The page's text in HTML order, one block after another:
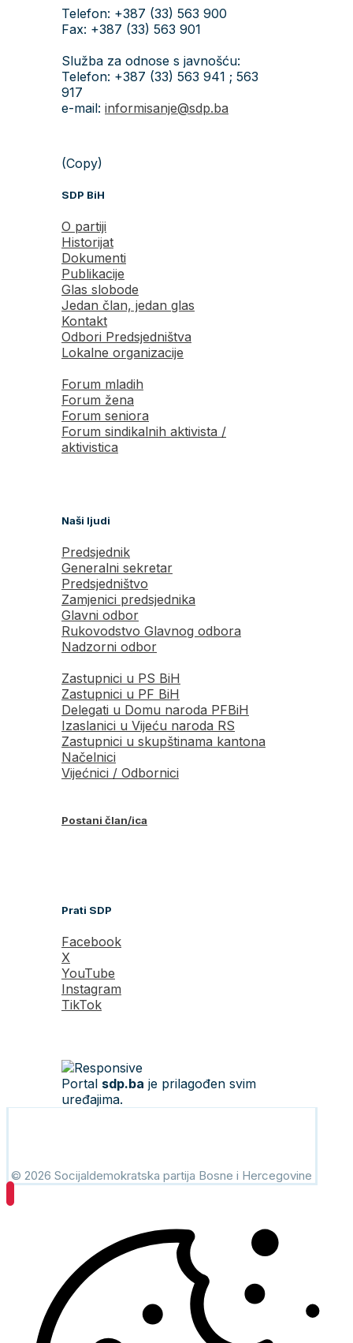
Telefon: +387 (33) 563 900
Fax: +387 (33) 563 901
Služba za odnose s javnošću:
Telefon: +387 (33) 563 941 ; 563
917
e-mail: informisanje@sdp.ba
(Copy)
SDP BiH
O partiji
Historijat
Dokumenti
Publikacije
Glas slobode
Jedan član, jedan glas
Kontakt
Odbori Predsjedništva
Lokalne organizacije
Forum mladih
Forum žena
Forum seniora
Forum sindikalnih aktivista /
aktivistica
Naši ljudi
Predsjednik
Generalni sekretar
Predsjedništvo
Zamjenici predsjednika
Glavni odbor
Rukovodstvo Glavnog odbora
Nadzorni odbor
Zastupnici u PS BiH
Zastupnici u PF BiH
Delegati u Domu naroda PFBiH
Izaslanici u Vijeću naroda RS
Zastupnici u skupštinama kantona
Načelnici
Vijećnici / Odbornici
Postani član/ica
Prati SDP
Facebook
X
YouTube
Instagram
TikTok
Portal sdp.ba je prilagođen svim
uređajima.
© 2026 Socijaldemokratska partija Bosne i Hercegovine